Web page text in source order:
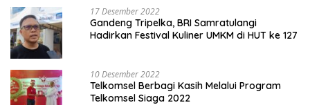
17 Desember 2022
Gandeng Tripelka, BRI Samratulangi
Hadirkan Festival Kuliner UMKM di HUT ke 127
10 Desember 2022
Telkomsel Berbagi Kasih Melalui Program
Telkomsel Siaga 2022